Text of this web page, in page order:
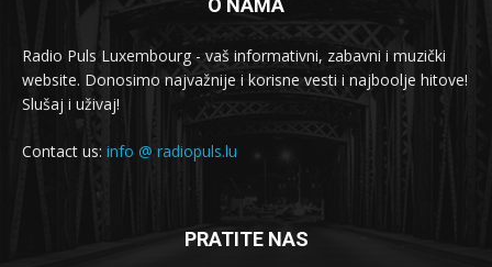
O NAMA
Radio Puls Luxembourg - vaš informativni, zabavni i muzički
website. Donosimo najvažnije i korisne vesti i najboolje hitove!
Slušaj i uživaj!
Contact us: info @ radiopuls.lu
PRATITE NAS